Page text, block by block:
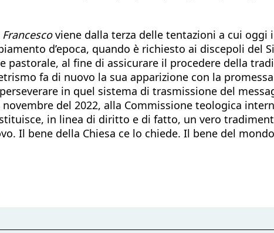
Francescoviene dalla terza delle tentazioni a cui oggi
d’epoca, quando è richiesto ai discepoli
al fine di assicurare il procedere della
fa di nuovo la sua apparizione con la
in quel sistema di trasmissione del
del 2022, alla Commissione teologica
in linea di diritto e di fatto, un vero
Il bene della Chiesa ce lo chiede. Il bene del